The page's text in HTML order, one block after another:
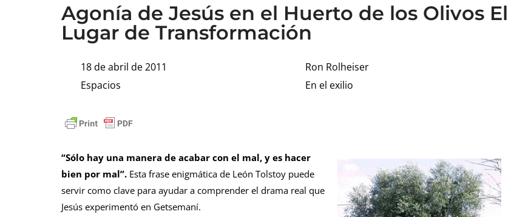
Agonía de Jesús en el Huerto de los Olivos El
Lugar de Transformación
18 de abril de 2011
Espacios
Ron Rolheiser
En el exilio
“Sólo hay una manera de acabar con el mal, y es hacer
bien por mal”.Esta frase enigmática de León Tolstoy puede
servir como clave para ayudar a comprender el drama real que
Jesús experimentó en Getsemaní.